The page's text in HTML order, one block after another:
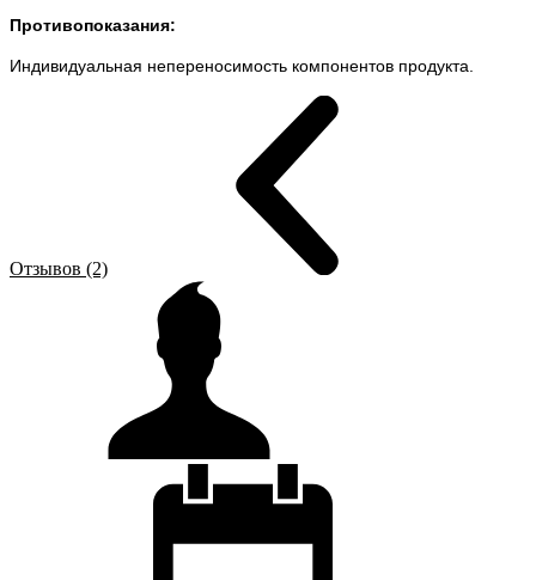
Противопоказания:
Индивидуальная непереносимость компонентов продукта.
Отзывов (2)